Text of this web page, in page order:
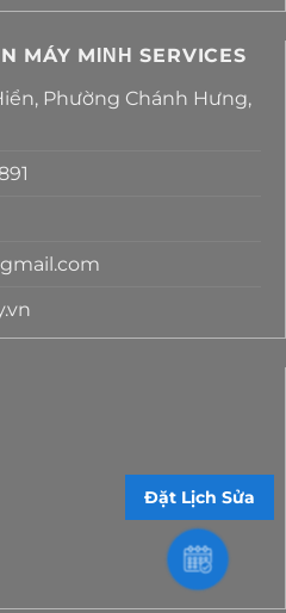
MÁY MΙΝΗ SERVICES
Phường Chánh Hưng,
Đặt Lịch Sửa